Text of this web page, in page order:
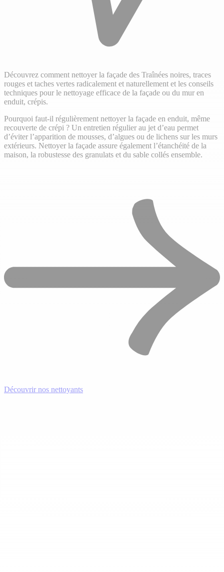
Découvrez comment nettoyer la façade des Traînées noires, traces
rouges et taches vertes radicalement et naturellement et les conseils
techniques pour le nettoyage efficace de la façade ou du mur en
enduit, crépis.
Pourquoi faut-il régulièrement nettoyer la façade en enduit, même
recouverte de crépi ? Un entretien régulier au jet d’eau permet
d’éviter l’apparition de mousses, d’algues ou de lichens sur les murs
extérieurs. Nettoyer la façade assure également l’étanchéité de la
maison, la robustesse des granulats et du sable collés ensemble.
Découvrir nos nettoyants